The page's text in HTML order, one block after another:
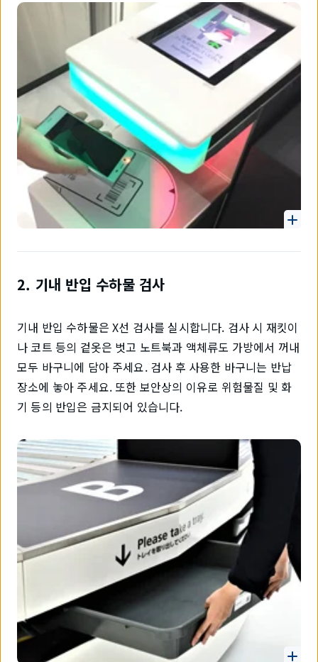
2. 기내 반입 수하물 검사
기내 반입 수하물은 X선 검사를 실시합니다. 검사 시 재킷이
나 코트 등의 겉옷은 벗고 노트북과 액체류도 가방에서 꺼내
모두 바구니에 담아 주세요. 검사 후 사용한 바구니는 반납
장소에 놓아 주세요. 또한 보안상의 이유로 위험물질 및 화
기 등의 반입은 금지되어 있습니다.